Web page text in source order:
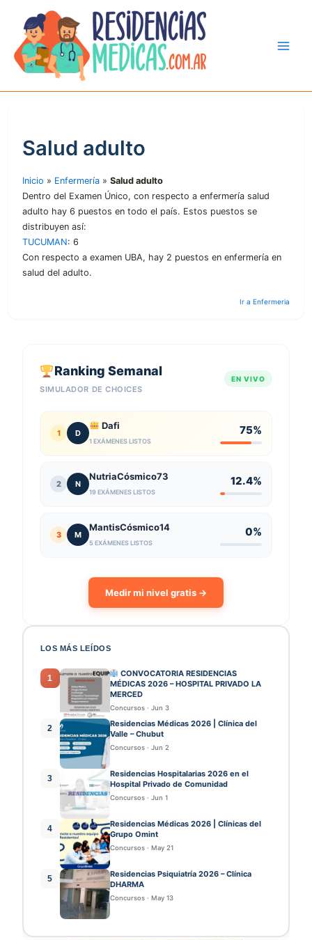
contenido
Salud adulto
Inicio » Enfermería » Salud adulto
Dentro del Examen Único, con respecto a enfermería salud
adulto hay 6 puestos en todo el país. Estos puestos se
distribuyen así:
TUCUMAN: 6
Con respecto a examen UBA, hay 2 puestos en enfermería en
salud del adulto.
Ir a Enfermeria
Ranking Semanal
SIMULADOR DE CHOICES
EN VIVO
1 D
Dafi
1 EXÁMENES LISTOS
75%
2 N
NutriaCósmico73
19 EXÁMENES LISTOS
12.4%
3 M
MantisCósmico14
5 EXÁMENES LISTOS
0%
Medir mi nivel gratis →
LOS MÁS LEÍDOS
1
CONVOCATORIA RESIDENCIAS
MÉDICAS 2026 – HOSPITAL PRIVADO LA
MERCED
Concursos · Jun 3
2
Residencias Médicas 2026 | Clínica del
Valle – Chubut
Concursos · Jun 2
3
Residencias Hospitalarias 2026 en el
Hospital Privado de Comunidad
Concursos · Jun 1
4
Residencias Médicas 2026 | Clínicas del
Grupo Omint
Concursos · May 21
5
Residencias Psiquiatría 2026 – Clínica
DHARMA
Concursos · May 13